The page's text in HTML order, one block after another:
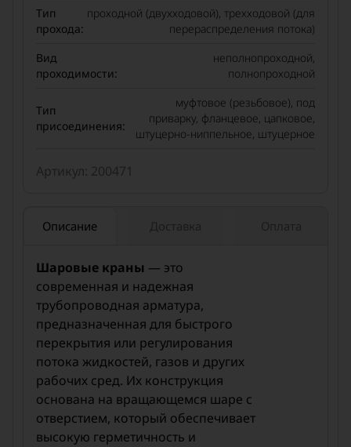
Тип
прохода:
проходной (двухходовой), трехходовой (для
перераспределения потока)
Вид
проходимости:
неполнопроходной,
полнопроходной
Тип
присоединения:
муфтовое (резьбовое), под
приварку, фланцевое, цапковое,
штуцерно-ниппельное, штуцерное
привода:
электропривод, редукторный, ручной
DN
мм:
32/25, 40, 40/32, 50, 50/38, 50/40, 65, 65/50,
300, 300/250, 350, 350/300, 400, 400/300,
PN (номинальное
давление), кгс/см²:
Материал
корпуса:
коррозионностойкая сталь, латунь,
углеродистая сталь, хладостойкая сталь
Артикул: 200471
Описание
Шаровые краны — это
современная и надежная
трубопроводная арматура,
предназначенная для быстрого
перекрытия или регулирования
потока жидкостей, газов и других
рабочих сред. Их конструкция
основана на вращающемся шаре с
отверстием, который обеспечивает
высокую герметичность и